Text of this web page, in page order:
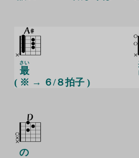
最
さい
( ※ → ６/８拍子 )
の